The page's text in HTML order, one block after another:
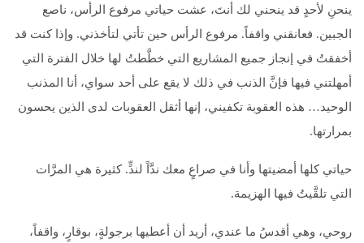
ينحنِ لأحدٍ قد ينحني لك أنتَ، عشت حياتي مرفوع الرأس، ناصع
الجبين. فعانقني واقفاً. مرفوع الرأس حين تأتي لتأخذني. وإذا كنت قد
أخفقتُ في إنجاز جميع المشاريع التي خطَّطتُ لها خلال الفترة التي
أمهلتني فيها فإنَّ الذنب في ذلك لا يقع على أحد سواي، أنا المذنب
الوحيد… هذه العقوبة تكفيني، إنها أثقل العقوبات لدى الذين يحسون
بمرارتها.
حياتي كلها أمضيتها وأنا في صراعٍ معك ندَّاً لندٍّ. كثيرة هي المرَّات
التي تلقَّيتُ فيها الهزيمة.
روحي، وهي أقدسُ ما عندي، أريد أن أعطيها برجولةٍ، بوقارٍ، واقفاً،